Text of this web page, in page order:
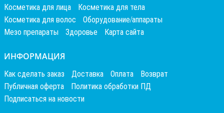
Косметика для лица
Косметика для тела
Косметика для волос
Оборудование/аппараты
Мезо препараты
Здоровье Карта сайта
ИНФОРМАЦИЯ
Как сделать заказ Доставка Оплата
Возврат
Публичная оферта
Политика обработки ПД
Подписаться на новости